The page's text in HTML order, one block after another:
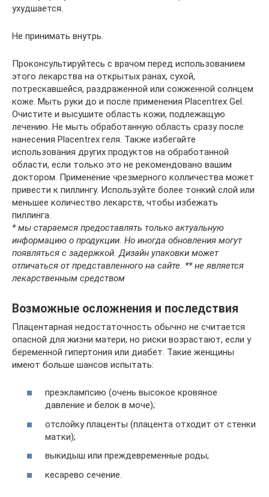
ухудшается.
Не принимать внутрь.
Проконсультируйтесь с врачом перед использованием
этого лекарства на открытых ранах, сухой,
потрескавшейся, раздраженной или сожженной солнцем
коже. Мыть руки до и после применения Placentrex Gel.
Очистите и высушите область кожи, подлежащую
лечению. Не мыть обработанную область сразу после
нанесения Placentrex геля. Также избегайте
использования других продуктов на обработанной
области, если только это не рекомендовано вашим
доктором. Применение чрезмерного колличества может
привести к пиллингу. Используйте более тонкий слой или
меньшее количество лекарств, чтобы избежать
пиллинга.
* мы стараемся предоставлять только актуальную
информацию о продукции. Но иногда обновления могут
появляться с задержкой. Дизайн упаковки может
отличаться от представленного на сайте. ** не является
лекарственным средством
Возможные осложнения и последствия
Плацентарная недостаточность обычно не считается
опасной для жизни матери, но риски возрастают, если у
беременной гипертония или диабет. Такие женщины
имеют больше шансов испытать:
преэклампсию (очень высокое кровяное
давление и белок в моче);
отслойку плаценты (плацента отходит от стенки
матки);
выкидыш или преждевременные роды;
кесарево сечение.